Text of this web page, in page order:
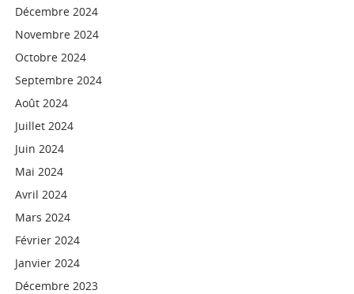
Décembre 2024
Novembre 2024
Octobre 2024
Septembre 2024
Août 2024
Juillet 2024
Juin 2024
Mai 2024
Avril 2024
Mars 2024
Février 2024
Janvier 2024
Décembre 2023